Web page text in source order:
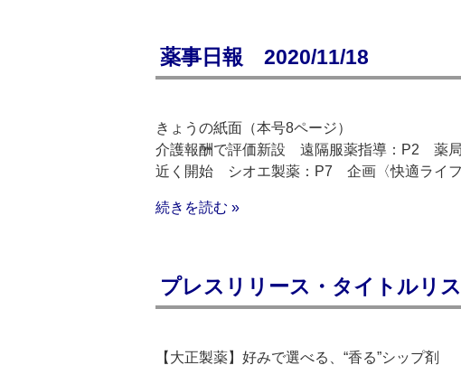
薬事日報 2020/11/18
きょうの紙面（本号8ページ）
介護報酬で評価新設 遠隔服薬指導：P2 薬
近く開始 シオエ製薬：P7 企画〈快適ライ
続きを読む »
プレスリリース・タイトルリ
【大正製薬】好みで選べる、“香る”シップ剤